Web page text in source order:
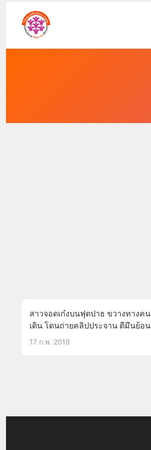
สาวจอดเก๋งบนฟุตปาธ ขวางทางคน
เดิน โดนถ่ายคลิปประจาน ตีมึนย้อน
ถาม ‘พี่ทำอะไรหรอคะ'(มีคลิป)
17 ก.พ. 2019